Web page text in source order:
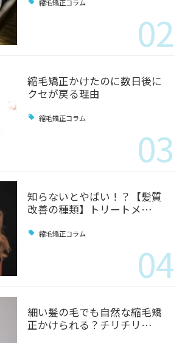
縮毛矯正コラム
02
縮毛矯正かけたのに数日後に
クセが戻る理由
縮毛矯正コラム
03
知らないとやばい！？【髪質
改善の種類】トリートメ…
縮毛矯正コラム
04
細い髪の毛でも自然な縮毛矯
正かけられる？チリチリ…